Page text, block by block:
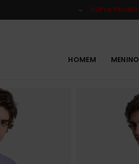
DUPLA PROMO
HOMEM MENINO